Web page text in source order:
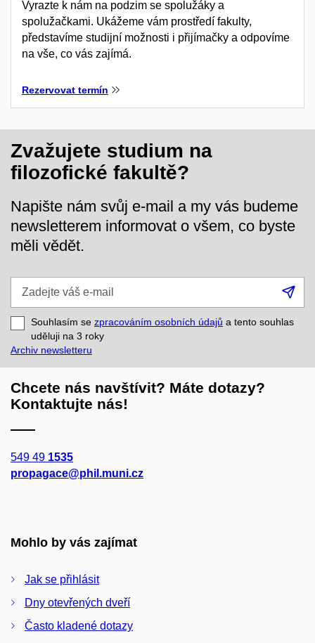
Vyrazte k nám na podzim se spolužáky a
spolužačkami. Ukážeme vám prostředí fakulty,
představíme studijní možnosti i přijímačky a odpovíme
na vše, co vás zajímá.
Rezervovat termín
Zvažujete studium na
filozofické fakultě?
Napište nám svůj e-mail a my vás budeme
newsletterem informovat o všem, co byste
měli vědět.
e-
mail
Souhlasím se zpracováním osobních údajů a tento souhlas
uděluji na 3 roky
Archiv newsletteru
Chcete nás navštívit? Máte dotazy?
Kontaktujte nás!
549 49 1535
propagace@phil.muni.cz
Mohlo by vás zajímat
Jak se přihlásit
Dny otevřených dveří
Často kladené dotazy